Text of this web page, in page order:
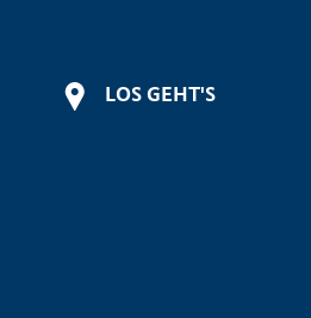
LOS GEHT'S